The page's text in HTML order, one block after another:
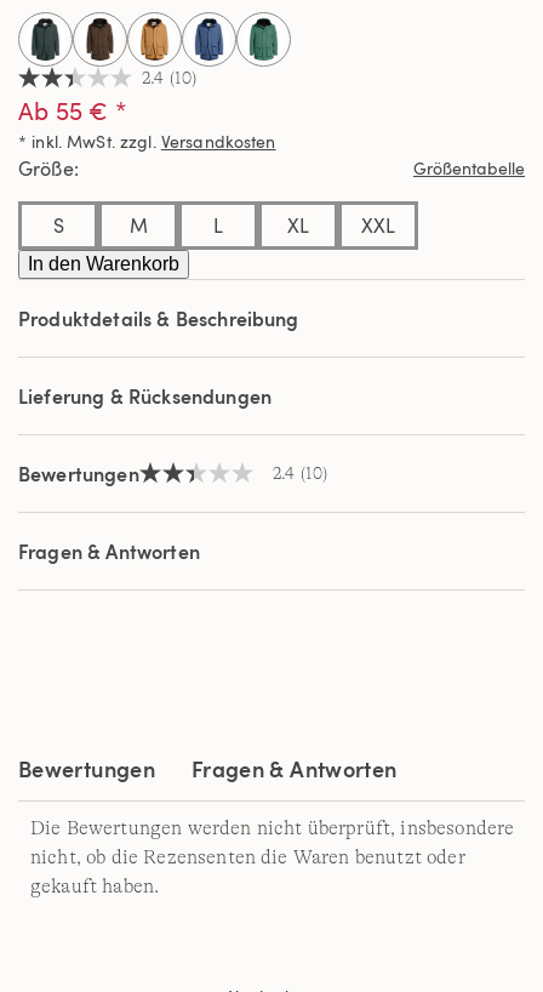
2.4
von
5
Sternen,
Durchschnittswert
Bewertung.
Read
10
Reviews.
Link
derselben
2.4 (10)
Ab 55 € *
* inkl. MwSt. zzgl. Versandkosten
Größe Größentabelle
S M L XL XXL
In den Warenkorb
Produktdetails & Beschreibung
Lieferung & Rücksendungen
Bewertungen2.4
5
Sternen,
Durchschnittswert
Bewertung.
2.4 (10)
Fragen & Antworten
Bewertungen Fragen & Antworten
Die Bewertungen werden nicht überprüft, insbesondere
nicht, ob die Rezensenten die Waren benutzt oder
gekauft haben.